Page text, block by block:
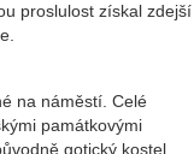
proslulost získal zdejší
na náměstí. Celé
památkovými
gotický kostel